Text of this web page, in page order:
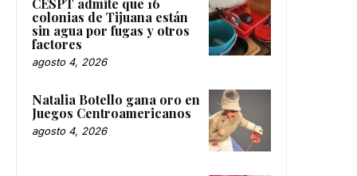
CESPT admite que 16
colonias de Tijuana están
sin agua por fugas y otros
factores
agosto 4, 2026
Natalia Botello gana oro en
Juegos Centroamericanos
agosto 4, 2026